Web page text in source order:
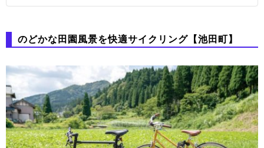
のどかな田園風景を快適サイクリング【池田町】